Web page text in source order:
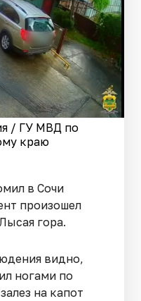
/ ГУ МВД по
краю
в Сочи
произошел
гора.
видно,
ногами по
на капот